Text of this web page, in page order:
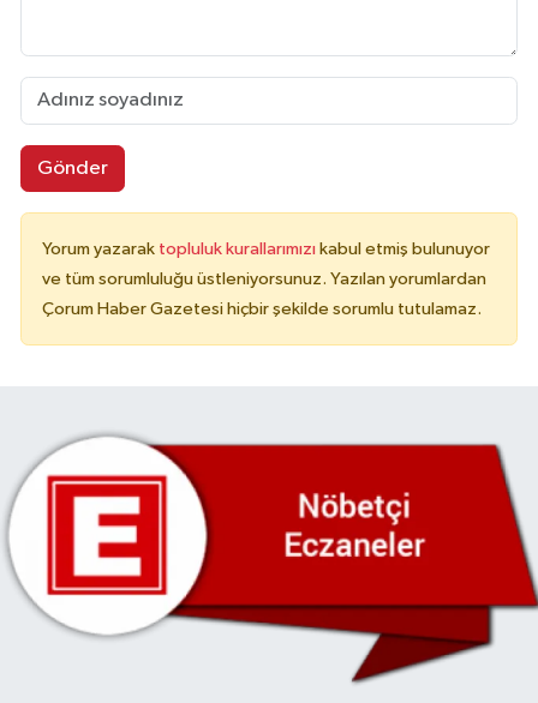
Gönder
Yorum yazarak topluluk kurallarımızı kabul etmiş bulunuyor
ve tüm sorumluluğu üstleniyorsunuz. Yazılan yorumlardan
Çorum Haber Gazetesi hiçbir şekilde sorumlu tutulamaz.